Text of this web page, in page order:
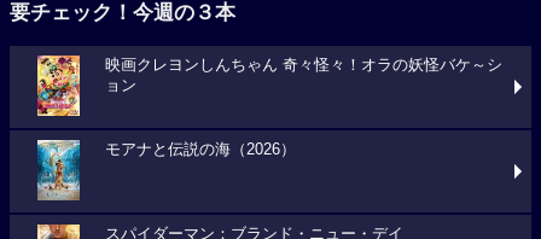
要チェック！今週の３本
映画クレヨンしんちゃん 奇々怪々！オラの妖怪バケ～シ
ョン
モアナと伝説の海（2026）
スパイダーマン：ブランド・ニュー・デイ